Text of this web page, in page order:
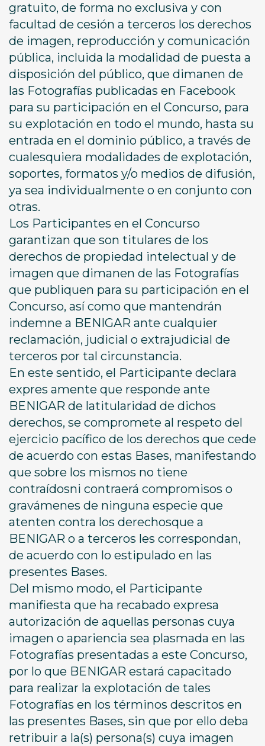
gratuito, de forma no exclusiva y con
facultad de cesión a terceros los derechos
de imagen, reproducción y comunicación
pública, incluida la modalidad de puesta a
disposición del público, que dimanen de
las Fotografías publicadas en Facebook
para su participación en el Concurso, para
su explotación en todo el mundo, hasta su
entrada en el dominio público, a través de
cualesquiera modalidades de explotación,
soportes, formatos y/o medios de difusión,
ya sea individualmente o en conjunto con
otras.
Los Participantes en el Concurso
garantizan que son titulares de los
derechos de propiedad intelectual y de
imagen que dimanen de las Fotografías
que publiquen para su participación en el
Concurso, así como que mantendrán
indemne a BENIGAR ante cualquier
reclamación, judicial o extrajudicial de
terceros por tal circunstancia.
En este sentido, el Participante declara
expres amente que responde ante
BENIGAR de latitularidad de dichos
derechos, se compromete al respeto del
ejercicio pacífico de los derechos que cede
de acuerdo con estas Bases, manifestando
que sobre los mismos no tiene
contraídosni contraerá compromisos o
gravámenes de ninguna especie que
atenten contra los derechosque a
BENIGAR o a terceros les correspondan,
de acuerdo con lo estipulado en las
presentes Bases.
Del mismo modo, el Participante
manifiesta que ha recabado expresa
autorización de aquellas personas cuya
imagen o apariencia sea plasmada en las
Fotografías presentadas a este Concurso,
por lo que BENIGAR estará capacitado
para realizar la explotación de tales
Fotografías en los términos descritos en
las presentes Bases, sin que por ello deba
retribuir a la(s) persona(s) cuya imagen